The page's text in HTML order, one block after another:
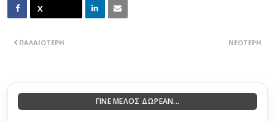
ΝΕΌΤΕΡΗ
ΠΑΛΑΙΌΤΕΡΗ
ΓΙΝΕ ΜΕΛΟΣ ΔΩΡΕΑΝ...